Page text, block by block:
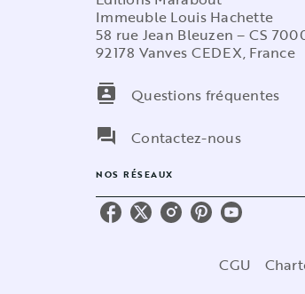
Immeuble Louis Hachette
58 rue Jean Bleuzen – CS
92178 Vanves CEDEX, France
contacts
Questions fréquentes
question_answer
Contactez-nous
NOS RÉSEAUX
CGU